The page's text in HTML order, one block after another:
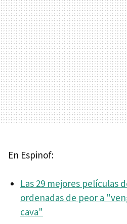
En Espinof:
Las 29 mejores películas
ordenadas de peor a
cava"